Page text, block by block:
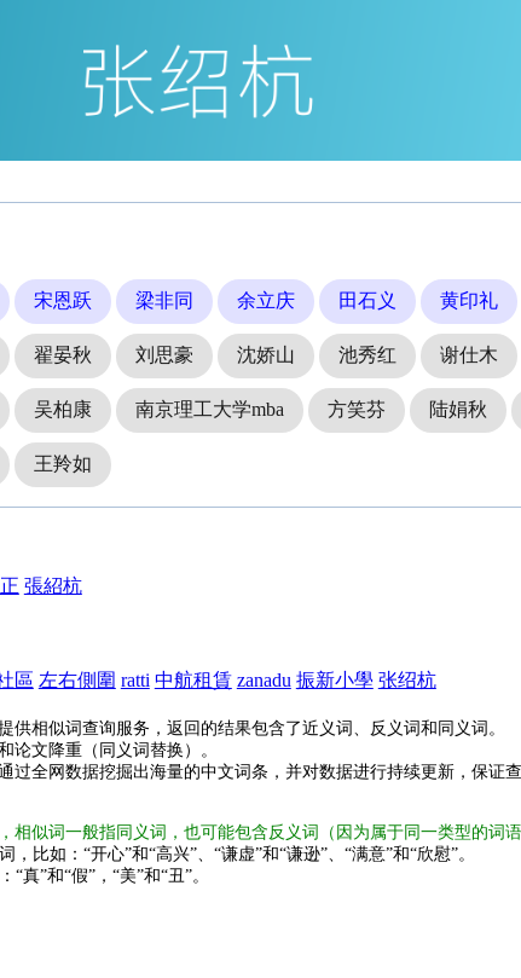
宋恩跃 梁非同 余立庆 田石义 黄印礼
翟晏秋 刘思豪 沈娇山 池秀红 谢仕木
吴柏康 南京理工大学mba 方笑芬 陆娟秋
王羚如
張紹杭
區 左右側圍 ratti 中航租賃 zanadu 振新小學 张绍杭
供相似词查询服务，返回的结果包含了近义词、反义词和同义词。
论文降重（同义词替换）。
过全网数据挖掘出海量的中文词条，并对数据进行持续更新，保证查
相似词一般指同义词，也可能包含反义词（因为属于同一类型的词语
比如：“开心”和“高兴”、“谦虚”和“谦逊”、“满意”和“欣慰”。
真”和“假”，“美”和“丑”。